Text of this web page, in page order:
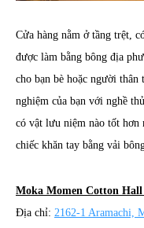
Cửa hàng nằm ở tầng trệt,
được làm bằng bông địa
cho bạn bè hoặc người
nghiệm của bạn với nghề
có vật lưu niệm nào tốt hơn
chiếc khăn tay bằng vải
Moka Momen Cotton
Địa chỉ: 2162-1 Aramachi,